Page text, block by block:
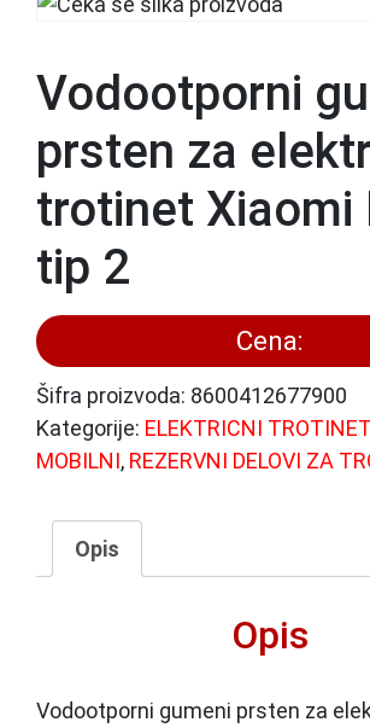
Vodootporni
prsten za
trotinet Xiaomi
tip 2
Cena:
Šifra proizvoda: 8600412677900
Kategorije: ELEKTRICNI
MOBILNI, REZERVNI DELOVI ZA
Opis
Opis
Vodootporni gumeni prsten za